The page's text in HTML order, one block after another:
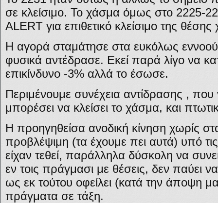
σε κλείσιμο. Το χάσμα όμως στο 2225-
ALERT για επιθετικό κλείσιμο της
Η αγορά σταμάτησε στα ευκόλως
φυσικά αντέδρασε. Εκεί παρά λίγο να
επικίνδυνο -3% αλλά το έσωσε.
Περιμένουμε συνέχεια αντίδρασης ,
μπορέσει να κλείσει το χάσμα, και
Η προηγηθείσα ανοδική κίνηση χωρίς
προβλέψιμη (τα έχουμε πει αυτά) υπό
είχαν τεθεί, παράλληλα δύσκολη να
εν τοις πράγμασι με θέσεις, δεν παύει
ως εκ τούτου οφείλει (κατά την άποψη
πράγματα σε τάξη.